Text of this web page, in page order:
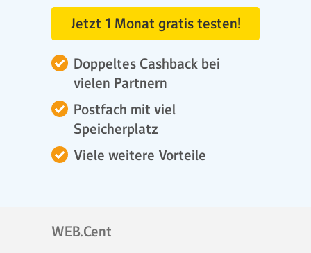
Doppeltes Cashback bei
vielen Partnern
Postfach mit viel
Speicherplatz
Viele weitere Vorteile
Jetzt 1 Monat gratis testen!
WEB.Cent